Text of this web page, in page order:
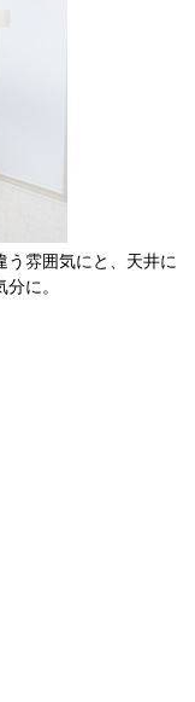
う雰囲気にと、天井に
に。